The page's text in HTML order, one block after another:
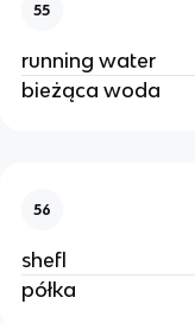
55
running water
bieżąca woda
56
shefl
półka